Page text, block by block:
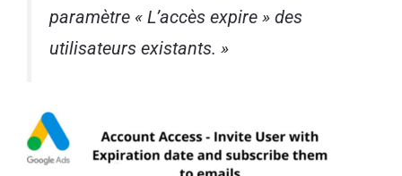
paramètre « L’accès expire » des
utilisateurs existants. »